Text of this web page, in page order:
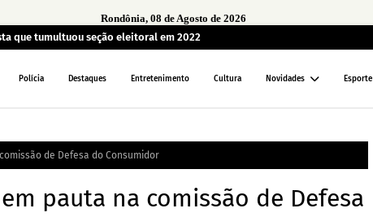
Rondônia, 08 de Agosto de 2026
que tumultuou seção eleitoral em 2022
Polícia Destaques Entretenimento Cultura Novidades Esporte
de Defesa do Consumidor
pauta na comissão de Defesa